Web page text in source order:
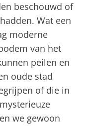
beschouwd of
Wat een
moderne
van het
peilen en
oude stad
of die in
we gewoon